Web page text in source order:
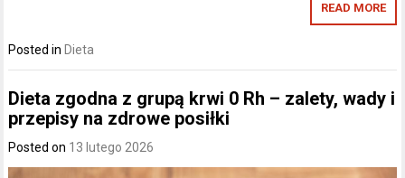
READ MORE
Posted in Dieta
Dieta zgodna z grupą krwi 0 Rh – zalety, wady i
przepisy na zdrowe posiłki
Posted on 13 lutego 2026